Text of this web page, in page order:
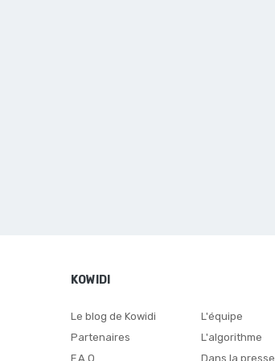
KOWIDI
Le blog de Kowidi
Partenaires
F.A.Q
L'équipe
L'algorithme
Dans la presse